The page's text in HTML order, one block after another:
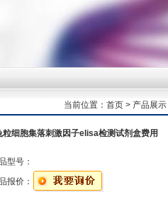
当前位置： 首页 > 产品展示
粒细胞集落刺激因子elisa检测试剂盒费用
型号：
报价：